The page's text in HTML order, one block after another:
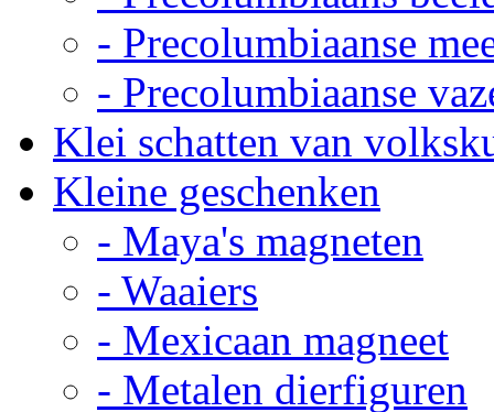
- Precolumbiaanse
- Precolumbiaanse
Klei schatten van
Kleine geschenken
- Maya's magneten
- Waaiers
- Mexicaan magneet
- Metalen dierfiguren